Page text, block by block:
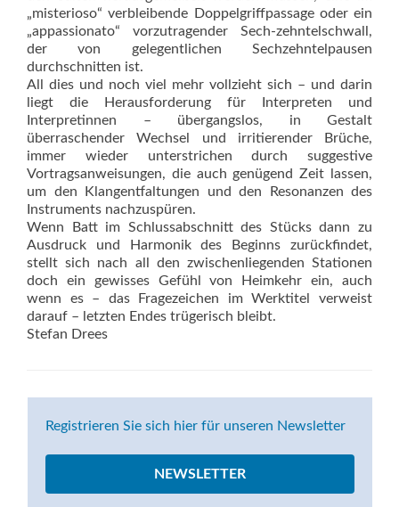
„misterioso“ verbleibende Doppelgriffpassage oder ein
„appassionato“ vorzutragender Sech-zehntelschwall,
der von gelegentlichen Sechzehntelpausen
durchschnitten ist.
All dies und noch viel mehr vollzieht sich – und darin
liegt die Herausforderung für Interpreten und
Interpretinnen – übergangslos, in Gestalt
überraschender Wechsel und irritierender Brüche,
immer wieder unterstrichen durch suggestive
Vortragsanweisungen, die auch genügend Zeit lassen,
um den Klangentfaltungen und den Resonanzen des
Instruments nachzuspüren.
Wenn Batt im Schlussabschnitt des Stücks dann zu
Ausdruck und Harmonik des Beginns zurückfindet,
stellt sich nach all den zwischenliegenden Stationen
doch ein gewisses Gefühl von Heimkehr ein, auch
wenn es – das Fragezeichen im Werktitel verweist
darauf – letzten Endes trügerisch bleibt.
Stefan Drees
Registrieren Sie sich hier für unseren Newsletter
NEWSLETTER